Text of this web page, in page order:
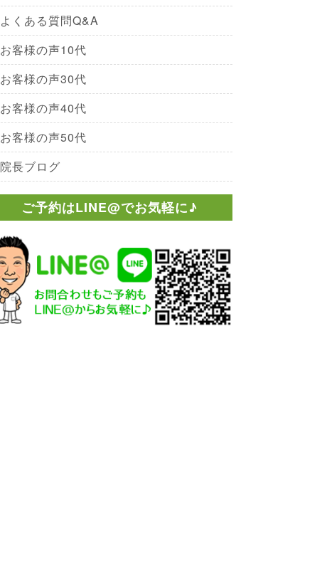
よくある質問Q&A
お客様の声10代
お客様の声30代
お客様の声40代
お客様の声50代
院長ブログ
ご予約はLINE@でお気軽に♪